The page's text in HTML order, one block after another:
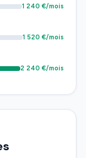
1 240 €/mois
1 520 €/mois
2 240 €/mois